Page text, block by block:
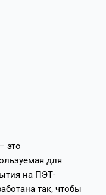
это
для
на ПЭТ-
так, чтобы